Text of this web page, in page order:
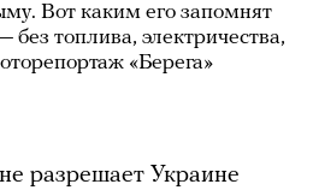
Вот каким его запомнят
без топлива, электричества,
«Берега»
разрешает Украине